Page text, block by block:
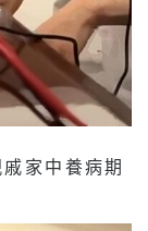
家中養病期